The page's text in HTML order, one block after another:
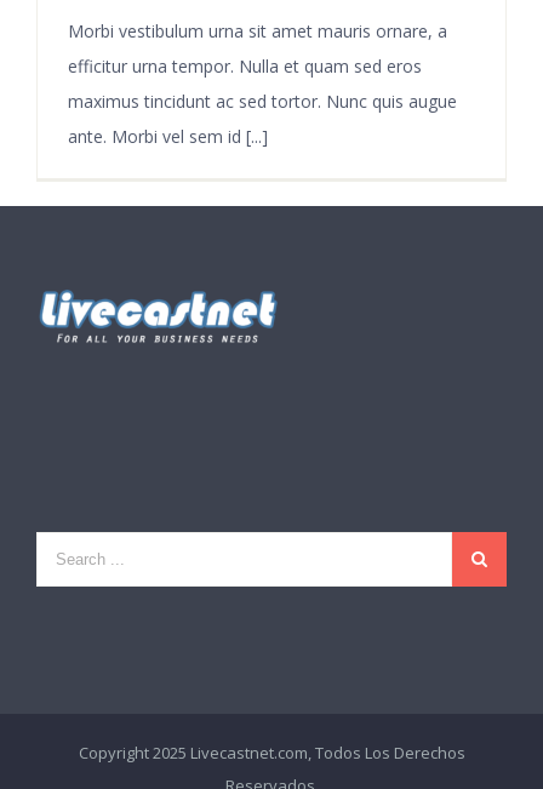
Morbi vestibulum urna sit amet mauris ornare, a
efficitur urna tempor. Nulla et quam sed eros
maximus tincidunt ac sed tortor. Nunc quis augue
ante. Morbi vel sem id [...]
Copyright 2025 Livecastnet.com, Todos Los Derechos